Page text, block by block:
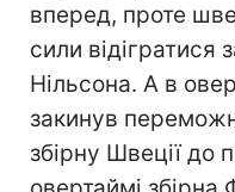
вперед, проте
сили відігратися
Нільсона. А в
закинув
збірну Швеції до